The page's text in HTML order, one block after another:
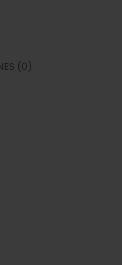
(0)